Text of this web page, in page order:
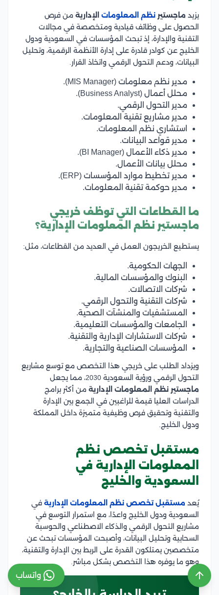
يزيد ماجستير نظم المعلومات الإدارية من فرص
الحصول على وظائف قيادية ومتخصصة في مجالات
التقنية والإدارة، إذ تبحث المؤسسات في السعودية ودول
الخليج عن كوادر قادرة على إدارة الأنظمة الرقمية، وتحليل
البيانات، ودعم التحول الرقمي واتخاذ القرار.
مدير نظم معلومات (MIS Manager).
محلل أعمال (Business Analyst).
مدير التحول الرقمي.
مدير مشاريع تقنية المعلومات.
استشاري نظم المعلومات.
مدير قواعد البيانات.
مدير ذكاء الأعمال (BI Manager).
محلل بيانات الأعمال.
مدير تخطيط موارد المؤسسات (ERP).
مدير حوكمة تقنية المعلومات.
ما القطاعات التي توظف خريجي
ماجستير نظم المعلومات الإدارية؟
يستطيع الخريجون العمل في العديد من القطاعات، مثل:
الجهات الحكومية.
البنوك والمؤسسات المالية.
شركات الاتصالات.
شركات التقنية والتحول الرقمي.
المستشفيات والمنشآت الصحية.
الجامعات والمؤسسات التعليمية.
شركات الاستشارات الإدارية والتقنية.
المؤسسات الصناعية والتجارية.
ويزداد الطلب على خريجي هذا التخصص مع توسع مشاريع
التحول الرقمي ورؤية السعودية 2030، مما يجعل
ماجستير نظم المعلومات الإدارية من أكثر برامج
الدراسات العليا قيمة للراغبين في الجمع بين الإدارة
والتقنية وتحقيق فرص وظيفية متميزة داخل المملكة
ودول الخليج.
مستقبل تخصص نظم
المعلومات الإدارية في
السعودية والخليج
يُعد مستقبل تخصص نظم المعلومات الإدارية في
السعودية ودول الخليج واعدًا، مع استمرار التوسع في
مشاريع التحول الرقمي والذكاء الاصطناعي والحوسبة
السحابية وتحليل البيانات، وأصبحت المؤسسات تبحث عن
متخصصين يمتلكون القدرة على الربط بين الإدارة والتقنية،
وهو ما يوفره هذا التخصص بشكل مباشر.
واتساب